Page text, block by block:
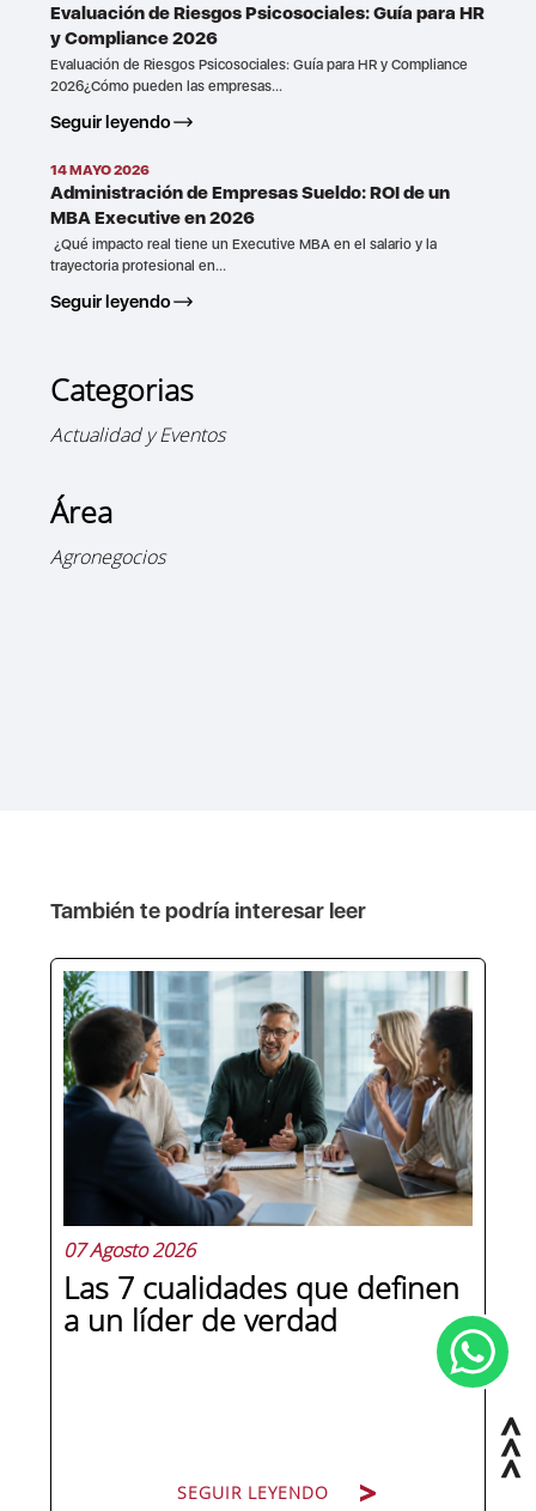
Evaluación de Riesgos Psicosociales: Guía para HR
y Compliance 2026
Evaluación de Riesgos Psicosociales: Guía para HR y Compliance
2026¿Cómo pueden las empresas...
Seguir leyendo
14 MAYO 2026
Administración de Empresas Sueldo: ROI de un
MBA Executive en 2026
¿Qué impacto real tiene un Executive MBA en el salario y la
trayectoria profesional en...
Seguir leyendo
Categorias
Actualidad y Eventos
Área
Agronegocios
También te podría interesar leer
07 Agosto 2026
Las 7 cualidades que definen
a un líder de verdad
SEGUIR LEYENDO